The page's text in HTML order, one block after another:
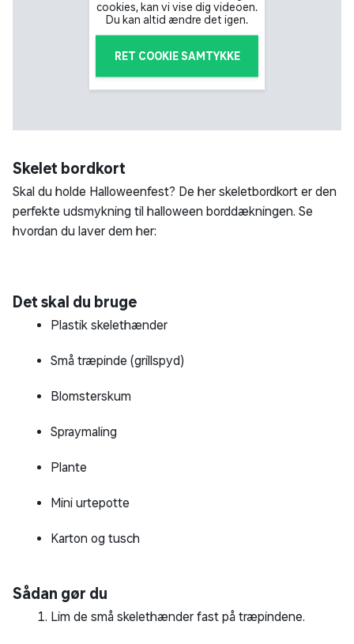
cookies, kan vi vise dig videoen.
Du kan altid ændre det igen.
RET COOKIE SAMTYKKE
Skelet bordkort
Skal du holde Halloweenfest? De her skeletbordkort er den
perfekte udsmykning til halloween borddækningen. Se
hvordan du laver dem her:
Det skal du bruge
Plastik skelethænder
Små træpinde (grillspyd)
Blomsterskum
Spraymaling
Plante
Mini urtepotte
Karton og tusch
Sådan gør du
Lim de små skelethænder fast på træpindene.